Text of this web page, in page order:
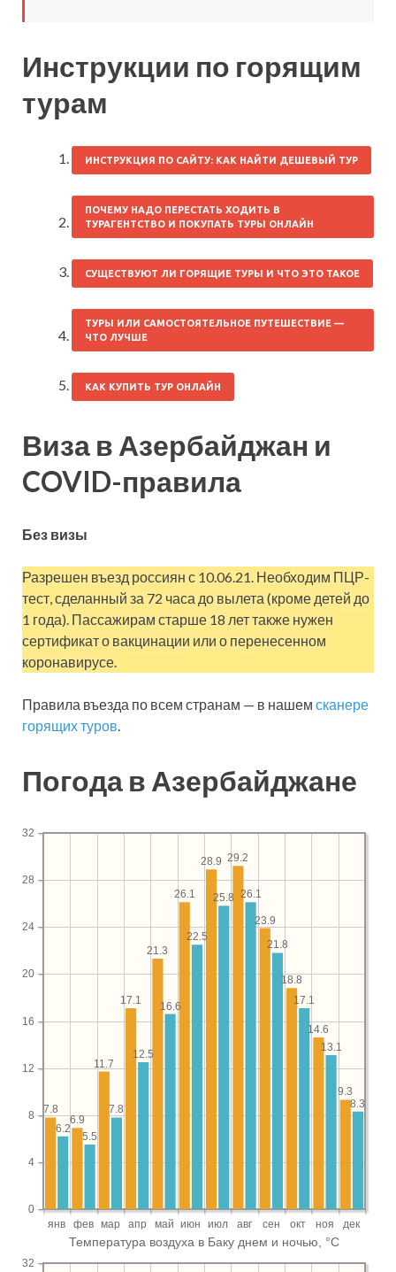
Инструкции по горящим
турам
ИНСТРУКЦИЯ ПО САЙТУ: КАК НАЙТИ ДЕШЕВЫЙ ТУР
ПОЧЕМУ НАДО ПЕРЕСТАТЬ ХОДИТЬ В
ТУРАГЕНТСТВО И ПОКУПАТЬ ТУРЫ ОНЛАЙН
СУЩЕСТВУЮТ ЛИ ГОРЯЩИЕ ТУРЫ И ЧТО ЭТО ТАКОЕ
ТУРЫ ИЛИ САМОСТОЯТЕЛЬНОЕ ПУТЕШЕСТВИЕ —
ЧТО ЛУЧШЕ
КАК КУПИТЬ ТУР ОНЛАЙН
Виза в Азербайджан и
COVID-правила
Без визы
Разрешен въезд россиян с 10.06.21. Необходим ПЦР-
тест, сделанный за 72 часа до вылета (кроме детей до
1 года). Пассажирам старше 18 лет также нужен
сертификат о вакцинации или о перенесенном
коронавирусе.
Правила въезда по всем странам — в нашем сканере
горящих туров.
Погода в Азербайджане